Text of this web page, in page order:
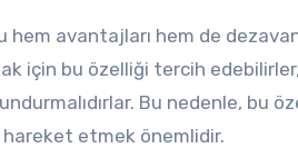
hem avantajları hem de
için bu özelliği tercih
Bu nedenle, bu
etmek önemlidir.